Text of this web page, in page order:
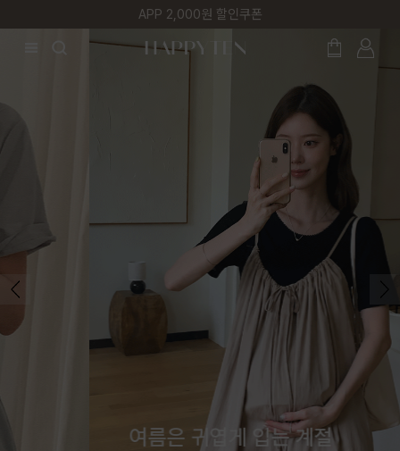
매주 리뷰어 최대 1만원 쿠폰
여름은 귀엽게 입는 계절